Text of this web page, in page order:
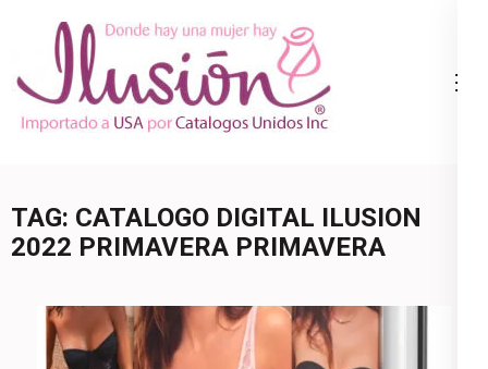
content
(Press
Ropa Interior
800.825.9452
TAG: CATALOGO DIGITAL ILUSION
2022 PRIMAVERA PRIMAVERA